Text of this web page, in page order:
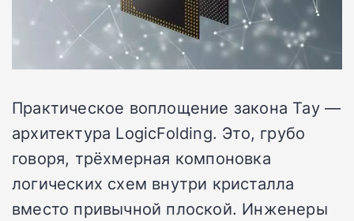
Практическое воплощение закона Тау —
архитектура LogicFolding. Это, грубо
говоря, трёхмерная компоновка
логических схем внутри кристалла
вместо привычной плоской. Инженеры